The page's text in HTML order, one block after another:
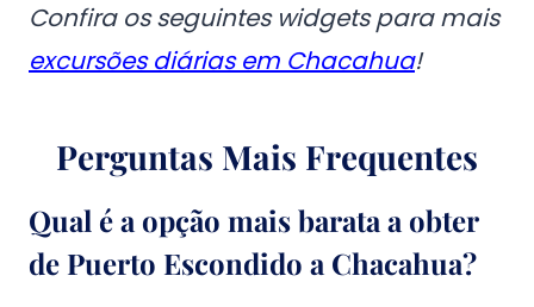
Confira os seguintes widgets para mais
excursões diárias em Chacahua!
Perguntas Mais Frequentes
Qual é a opção mais barata a obter
de Puerto Escondido a Chacahua?